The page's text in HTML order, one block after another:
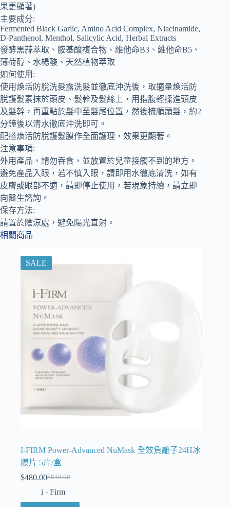
果更顯著)
主要成分:
Fermented Black Garlic, Amino Acid Complex, Niacinamide,
D-Panthenol, Menthol, Salicylic Acid, Herbal Extracts
發酵黑蒜萃取、胺基酸複合物、維他命B3、維他命B5、
薄荷醇、水楊酸、天然植物萃取
如何使用:
使用煥活防脫洗髮露洗髮並徹底沖洗後，取適量煥活防
脫護髮素抹於頭皮、髮幹及髮絲上，用指腹輕揉進頭皮
及髮幹，再重點於髮中至髮尾位置，然後梳順頭髮，約2
分鐘後以清水徹底沖洗即可。
配搭煥活防脫護髮膜作全面護理，效果更顯著。
注意事項:
外用產品，請勿吞食，並放置於兒童接觸不到的地方。
避免產品入眼，若不慎入眼，請即用水徹底清洗，如有
皮膚或眼部不適，請即停止使用，若現象持續，請立即
向醫生諮詢。
保存方法:
請置於陰涼處，避免陽光直射。
相關商品
SALE
I-FIRM Power-Advanced NuMask 全效負離子24H冰
膜片 5片/盒
$810.00
$480.00
i - Firm